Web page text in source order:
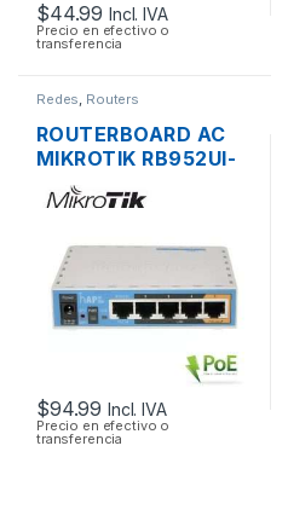
$44.99 Incl. IVA
Precio en efectivo o
transferencia
Redes, Routers
ROUTERBOARD AC
MIKROTIK RB952UI-
5AC2ND HAP AC
LITE DUAL BAND
USB OS L4
$94.99 Incl. IVA
Precio en efectivo o
transferencia